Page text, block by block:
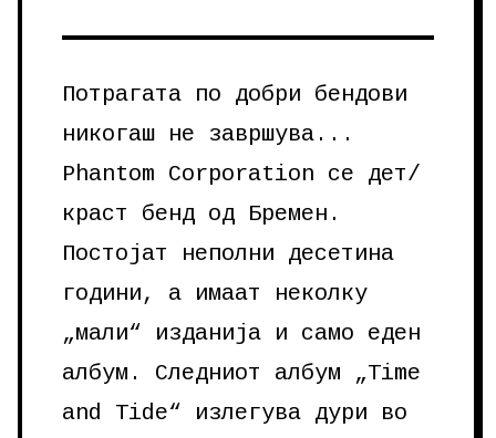
Потрагата по добри бендови
никогаш не завршува...
Phantom Corporation се дет/
краст бенд од Бремен.
Постојат неполни десетина
години, а имаат неколку
„мали“ изданија и само еден
албум. Следниот албум „Time
and Tide“ излегува дури во